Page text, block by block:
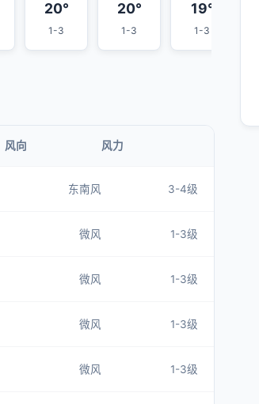
20°
1-3
20°
1-3
19°
1-3
风向 风力
东南风 3-4级
微风 1-3级
微风 1-3级
微风 1-3级
微风 1-3级